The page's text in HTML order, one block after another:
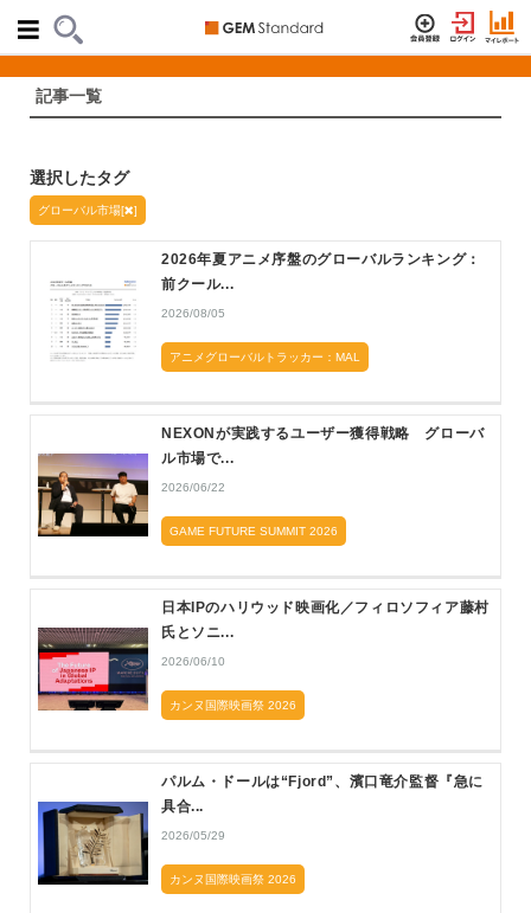
記事一覧
選択したタグ
グローバル市場[ ]
2026年夏アニメ序盤のグローバルランキング：
前クール...
2026/08/05
アニメグローバルトラッカー：MAL
NEXONが実践するユーザー獲得戦略 グローバ
ル市場で...
2026/06/22
GAME FUTURE SUMMIT 2026
日本IPのハリウッド映画化／フィロソフィア藤村
氏とソニ...
2026/06/10
カンヌ国際映画祭 2026
パルム・ドールは“Fjord”、濱口竜介監督『急に
具合...
2026/05/29
カンヌ国際映画祭 2026